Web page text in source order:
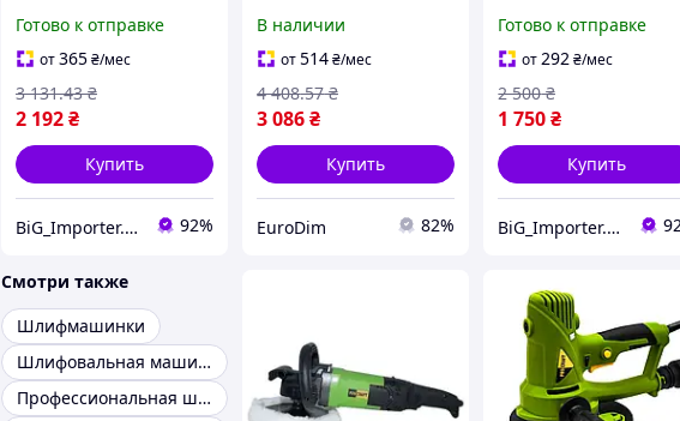
вращения, Машина
для ленточного
шлифования Прокрафт
Готово к отправке
от365₴/мес
2 192₴
3 131.43 ₴
Купить
BiG_Importer.UA 92%
PW2550,
Высокомощная
болгарка (диск 230 мм)
В наличии
от514₴/мес
3 086₴
4 408.57 ₴
Купить
EuroDim 82%
колебаний 26000 кол
мин и липучкой для
шлифовки плоских
поверхностей
Готово к отправке
от292₴/мес
1 750₴
2 500 ₴
Купить
BiG_Importer.UA
Смотри также
Шлифмашинки
Шлифовальная машина со 206
Профессиональная шлифовальная машина